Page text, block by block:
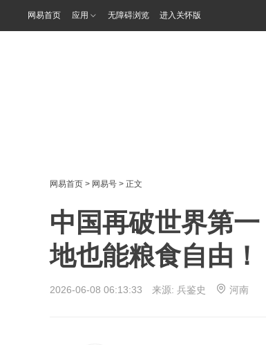
网易首页 应用 无障碍浏览 进入关怀版
网易首页 > 网易号 > 正文
中国再破世界第
地也能粮食自由！
2026-06-08 06:13:33 来源: 兵鉴史 河南